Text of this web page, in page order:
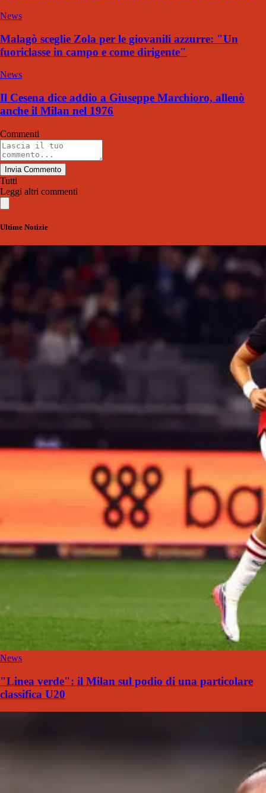
News
Malagò sceglie Zola per le giovanili azzurre: "Un
fuoriclasse in campo e come dirigente"
News
Il Cesena dice addio a Giuseppe Marchioro, allenò
anche il Milan nel 1976
Commenti
Invia Commento
Tutti
Leggi altri commenti
Ultime Notizie
News
"Linea verde": il Milan sul podio di una particolare
classifica U20